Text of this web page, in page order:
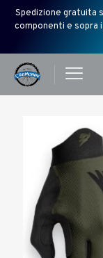
Spedizione gratuita
componenti e sopra